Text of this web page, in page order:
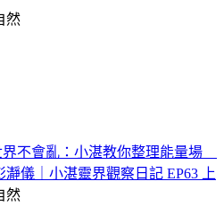
然
不會亂：小湛教你整理能量場
儀｜小湛靈界觀察日記 EP63 上
然